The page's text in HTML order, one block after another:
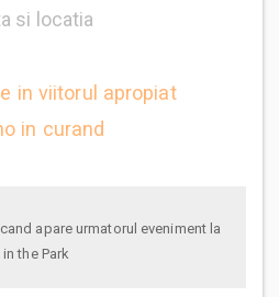
si locatia
in viitorul apropiat
in curand
the Park